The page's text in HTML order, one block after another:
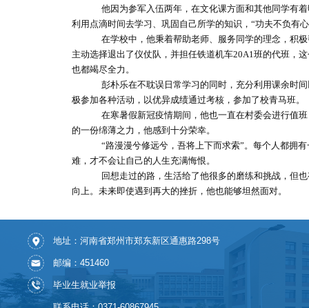
他因为参军入伍两年，在文化课方面和其他同学有
利用点滴时间去学习、巩固自己所学的知识， “功夫不负有
在学校中，他秉着帮助老师、服务同学的理念，积
主动选择退出了仪仗队，并担任铁道机车20A1班的代班，
也都竭尽全力。
彭朴乐在不耽误日常学习的同时，充分利用课余时
极参加各种活动，以优异成绩通过考核，参加了校青马班。
在寒暑假新冠疫情期间，他也一直在村委会进行值
的一份绵薄之力，他感到十分荣幸。
“路漫漫兮修远兮，吾将上下而求索”。每个人都拥
难，才不会让自己的人生充满悔恨。
回想走过的路，生活给了他很多的磨练和挑战，但
向上。未来即使遇到再大的挫折，他也能够坦然面对。
地址：河南省郑州市郑东新区通惠路298号
邮编：451460
毕业生就业举报